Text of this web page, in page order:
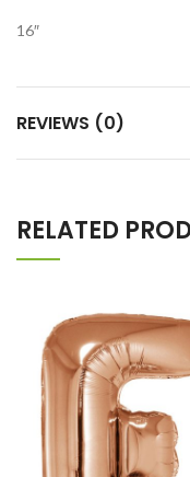
16″
REVIEWS (0)
RELATED